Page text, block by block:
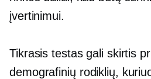
įvertinimui.
Tikrasis testas gali skirtis
demografinių rodiklių,